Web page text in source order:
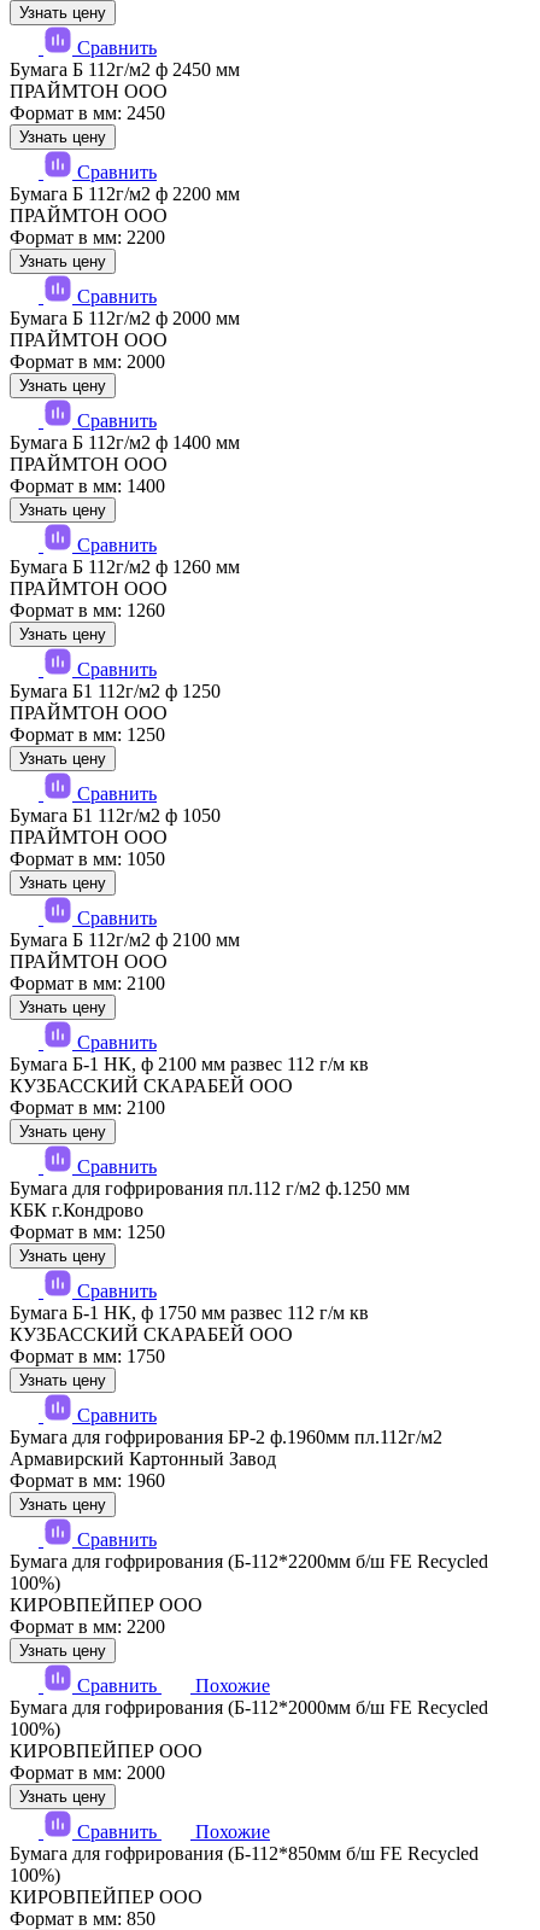
Узнать цену
Сравнить
Бумага Б 112г/м2 ф 2450 мм
ПРАЙМТОН ООО
Формат в мм: 2450
Узнать цену
Сравнить
Бумага Б 112г/м2 ф 2200 мм
ПРАЙМТОН ООО
Формат в мм: 2200
Узнать цену
Сравнить
Бумага Б 112г/м2 ф 2000 мм
ПРАЙМТОН ООО
Формат в мм: 2000
Узнать цену
Сравнить
Бумага Б 112г/м2 ф 1400 мм
ПРАЙМТОН ООО
Формат в мм: 1400
Узнать цену
Сравнить
Бумага Б 112г/м2 ф 1260 мм
ПРАЙМТОН ООО
Формат в мм: 1260
Узнать цену
Сравнить
Бумага Б1 112г/м2 ф 1250
ПРАЙМТОН ООО
Формат в мм: 1250
Узнать цену
Сравнить
Бумага Б1 112г/м2 ф 1050
ПРАЙМТОН ООО
Формат в мм: 1050
Узнать цену
Сравнить
Бумага Б 112г/м2 ф 2100 мм
ПРАЙМТОН ООО
Формат в мм: 2100
Узнать цену
Сравнить
Бумага Б-1 НК, ф 2100 мм развес 112 г/м кв
КУЗБАССКИЙ СКАРАБЕЙ ООО
Формат в мм: 2100
Узнать цену
Сравнить
Бумага для гофрирования пл.112 г/м2 ф.1250 мм
КБК г.Кондрово
Формат в мм: 1250
Узнать цену
Сравнить
Бумага Б-1 НК, ф 1750 мм развес 112 г/м кв
КУЗБАССКИЙ СКАРАБЕЙ ООО
Формат в мм: 1750
Узнать цену
Сравнить
Бумага для гофрирования БР-2 ф.1960мм пл.112г/м2
Армавирский Картонный Завод
Формат в мм: 1960
Узнать цену
Сравнить
Бумага для гофрирования (Б-112*2200мм б/ш FE Recycled
100%)
КИРОВПЕЙПЕР ООО
Формат в мм: 2200
Узнать цену
Сравнить
Похожие
Бумага для гофрирования (Б-112*2000мм б/ш FE Recycled
100%)
КИРОВПЕЙПЕР ООО
Формат в мм: 2000
Узнать цену
Сравнить
Похожие
Бумага для гофрирования (Б-112*850мм б/ш FE Recycled
100%)
КИРОВПЕЙПЕР ООО
Формат в мм: 850